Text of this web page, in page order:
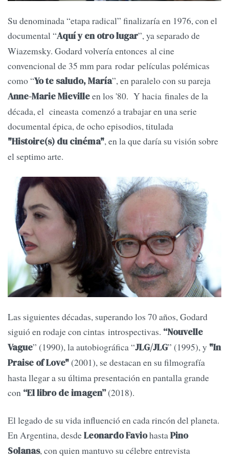
Su denominada “etapa radical” finalizaría en 1976, con el
documental “Aquí y en otro lugar”, ya separado de
Wiazemsky. Godard volvería entonces al cine
convencional de 35 mm para rodar películas polémicas
como “Yo te saludo, María”, en paralelo con su pareja
Anne-Marie Mievilleen los '80. Y hacia finales de la
década, el cineasta comenzó a trabajar en una serie
documental épica, de ocho episodios, titulada
"Histoire(s) du cinéma", en la que daría su visión sobre
el septimo arte.
Las siguientes décadas, superando los 70 años, Godard
siguió en rodaje con cintas introspectivas. “Nouvelle
Vague” (1990), la autobiográfica “JLG/JLG” (1995), y "In
Praise of Love"(2001), se destacan en su filmografía
hasta llegar a su última presentación en pantalla grande
con “El libro de imagen”(2018).
El legado de su vida influenció en cada rincón del planeta.
En Argentina, desdeLeonardo FaviohastaPino
Solanas, con quien mantuvo su célebre entrevista